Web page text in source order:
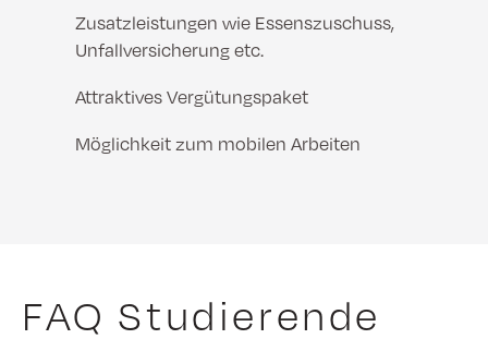
Zusatzleistungen wie Essenszuschuss,
Unfallversicherung etc.
Attraktives Vergütungspaket
Möglichkeit zum mobilen Arbeiten
FAQ Studierende